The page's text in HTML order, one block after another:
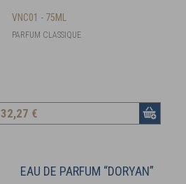
VNC01 - 75ML
PARFUM CLASSIQUE
32,27 €
EAU DE PARFUM “DORYAN”